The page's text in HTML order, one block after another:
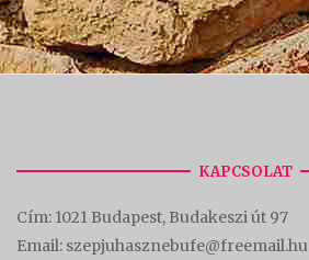
KAPCSOLAT
Cím: 1021 Budapest, Budakeszi út 97
Email: szepjuhasznebufe@freemail.hu